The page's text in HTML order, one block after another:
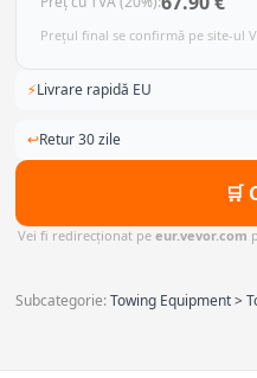
Prețul final se confirmă pe site-ul
⚡Livrare rapidă EU
↩Retur 30 zile
🛒
Vei fi redirecționat pe eur.vevor.com
Subcategorie:Towing Equipment >